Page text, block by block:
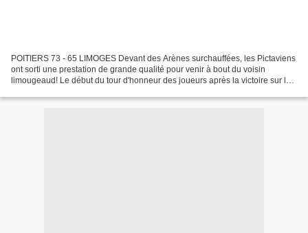
POITIERS 73 - 65 LIMOGES Devant des Arènes surchauffées, les Pictaviens
ont sorti une prestation de grande qualité pour venir à bout du voisin
limougeaud! Le début du tour d'honneur des joueurs après la victoire sur les